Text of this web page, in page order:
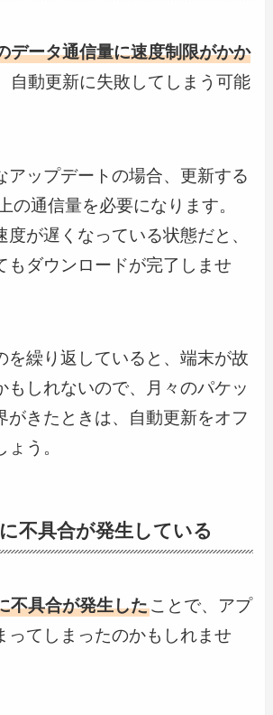
データ通信量に速度制限がかか
自動更新に失敗してしまう可能
アップデートの場合、更新する
の通信量を必要になります。
度が遅くなっている状態だと、
もダウンロードが完了しませ
を繰り返していると、端末が故
もしれないので、月々のパケッ
がきたときは、自動更新をオフ
う。
不具合が発生している
不具合が発生したことで、アプ
ってしまったのかもしれませ